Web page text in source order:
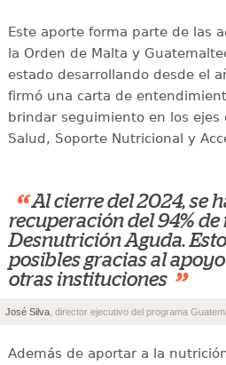
Este aporte forma parte de las
la Orden de Malta y
estado desarrollando desde el
firmó una carta de
brindar seguimiento en los ejes
Salud, Soporte Nutricional y
“ Al cierre del 2024, se
recuperación del 94%
Desnutrición Aguda.
posibles gracias al
otras instituciones ”
José Silva , director ejecutivo del programa
Además de aportar a la